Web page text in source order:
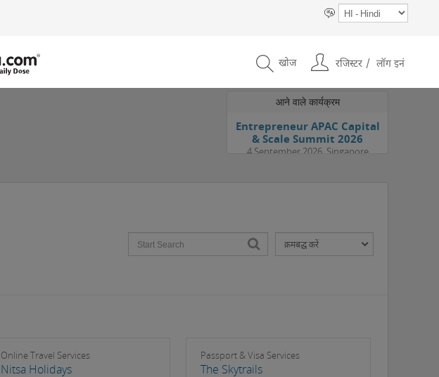
खोज रजिस्टर लॉग इनं
आने वाले कार्यक्रम
Entrepreneur APAC Capital
& Scale Summit 2026
4 September 2026, Singapore
Online Travel Services
Nitsa Holidays
Passport & Visa Services
The Skytrails